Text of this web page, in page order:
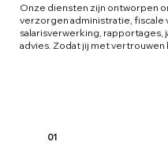
Onze diensten zijn ontworpen
verzorgen administratie, fiscale
salarisverwerking,
advies. Zodat jij met vertrouwen
01